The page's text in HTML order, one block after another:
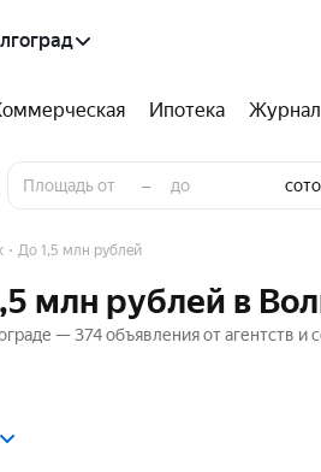
Ипотека Журнал
–
До 1,5 млн рублей
млн рублей в
— 374 объявления от агентств